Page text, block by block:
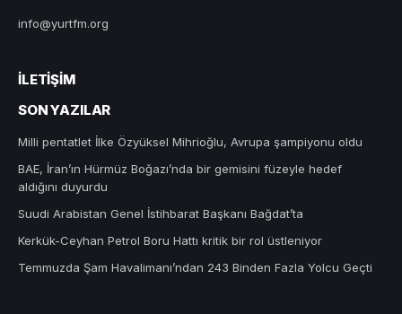
info@yurtfm.org
İLETIŞIM
SON YAZILAR
Milli pentatlet İlke Özyüksel Mihrioğlu, Avrupa şampiyonu oldu
BAE, İran’ın Hürmüz Boğazı’nda bir gemisini füzeyle hedef
aldığını duyurdu
Suudi Arabistan Genel İstihbarat Başkanı Bağdat’ta
Kerkük-Ceyhan Petrol Boru Hattı kritik bir rol üstleniyor
Temmuzda Şam Havalimanı’ndan 243 Binden Fazla Yolcu Geçti